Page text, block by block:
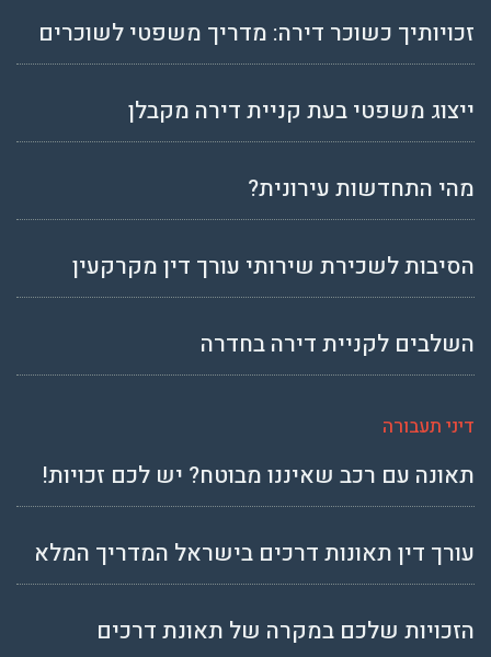
זכויותיך כשוכר דירה: מדריך משפטי לשוכרים
ייצוג משפטי בעת קניית דירה מקבלן
מהי התחדשות עירונית?
הסיבות לשכירת שירותי עורך דין מקרקעין
השלבים לקניית דירה בחדרה
דיני תעבורה
תאונה עם רכב שאיננו מבוטח? יש לכם זכויות!
עורך דין תאונות דרכים בישראל המדריך המלא
הזכויות שלכם במקרה של תאונת דרכים